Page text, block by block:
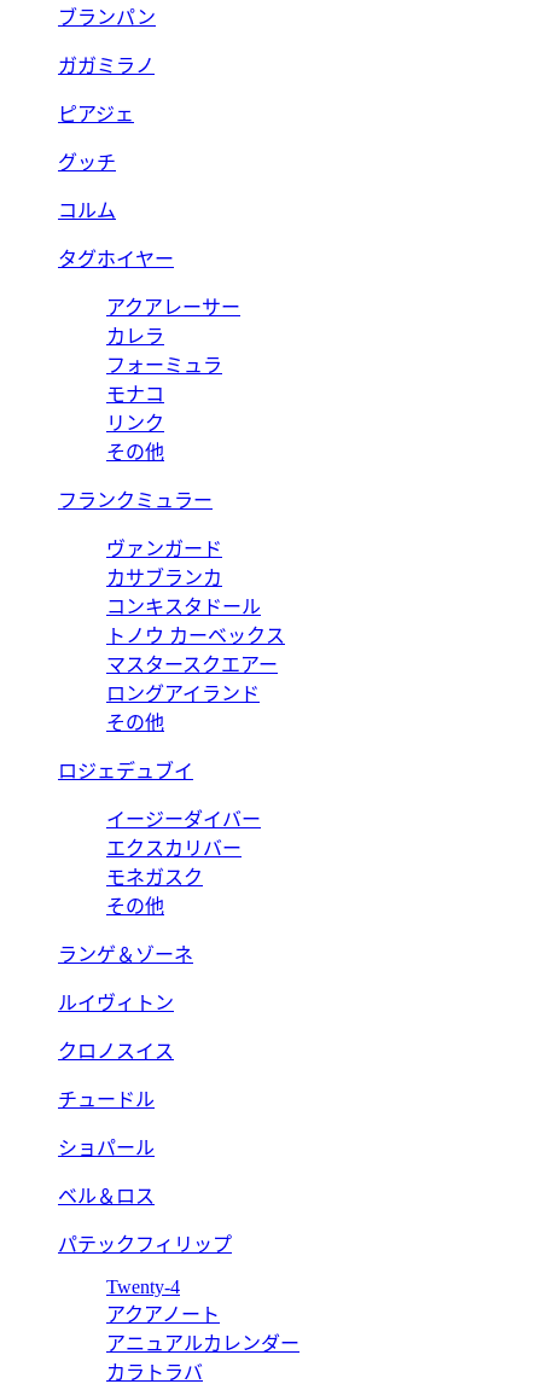
ブランパン
ガガミラノ
ピアジェ
グッチ
コルム
タグホイヤー
アクアレーサー
カレラ
フォーミュラ
モナコ
リンク
その他
フランクミュラー
ヴァンガード
カサブランカ
コンキスタドール
トノウ カーベックス
マスタースクエアー
ロングアイランド
その他
ロジェデュブイ
イージーダイバー
エクスカリバー
モネガスク
その他
ランゲ＆ゾーネ
ルイヴィトン
クロノスイス
チュードル
ショパール
ベル＆ロス
パテックフィリップ
Twenty-4
アクアノート
アニュアルカレンダー
カラトラバ